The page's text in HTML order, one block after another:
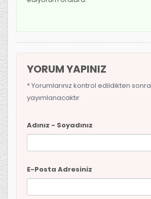
YORUM YAPINIZ
* Yorumlarınız kontrol edildikten sonra
yayımlanacaktır
Adınız - Soyadınız
E-Posta Adresiniz